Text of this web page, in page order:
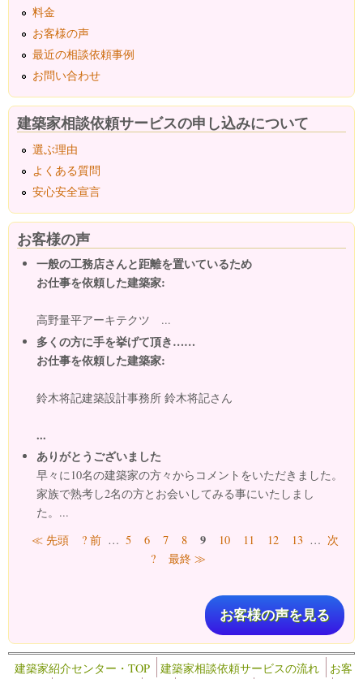
料金
お客様の声
最近の相談依頼事例
お問い合わせ
建築家相談依頼サービスの申し込みについて
選ぶ理由
よくある質問
安心安全宣言
お客様の声
一般の工務店さんと距離を置いているため
お仕事を依頼した建築家:
高野量平アーキテクツ ...
多くの方に手を挙げて頂き……
お仕事を依頼した建築家:
鈴木将記建築設計事務所 鈴木将記さん
...
ありがとうございました
早々に10名の建築家の方々からコメントをいただきました。
家族で熟考し2名の方とお会いしてみる事にいたしまし
た。...
ページ
≪ 先頭 ? 前 … 5 6 7 8 9 10 11 12 13 … 次
?
最終 ≫
お客様の声を見る
建築家紹介センター・TOP 建築家相談依頼サービスの流れ
お客